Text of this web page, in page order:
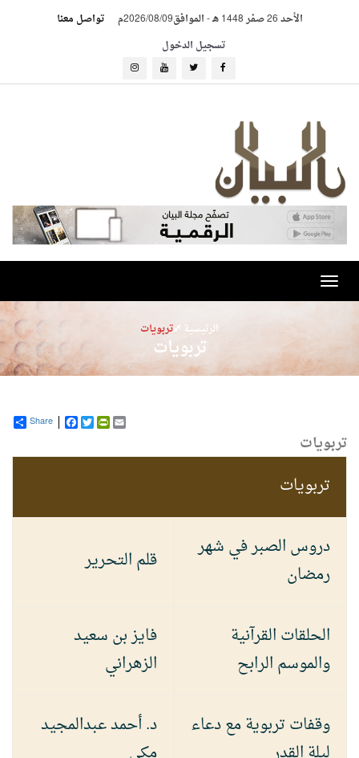
الأحد 26 صفر 1448 هـ -الموافق2026/08/09م
تواصل معنا
تسجيل الدخول
Toggle
navigation
الرئيسية تربويات
تربويات
Share
FacebookTwitter
PrintFriendlyEmail
تربويات
تربويات
دروس الصبر في شهر
رمضان
قلم التحرير
الحلقات القرآنية
والموسم الرابح
فايز بن سعيد
الزهراني
وقفات تربوية مع دعاء
د. أحمد عبدالمجيد